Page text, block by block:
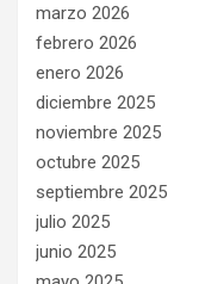
marzo 2026
febrero 2026
enero 2026
diciembre 2025
noviembre 2025
octubre 2025
septiembre 2025
julio 2025
junio 2025